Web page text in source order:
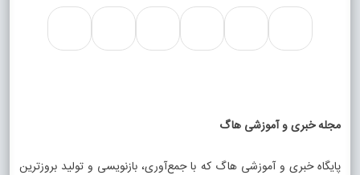
مجله خبری و آموزشی هاگ
پایگاه خبری و آموزشی هاگ که با جمع‌آوری، بازنویسی و تولید بروزترین